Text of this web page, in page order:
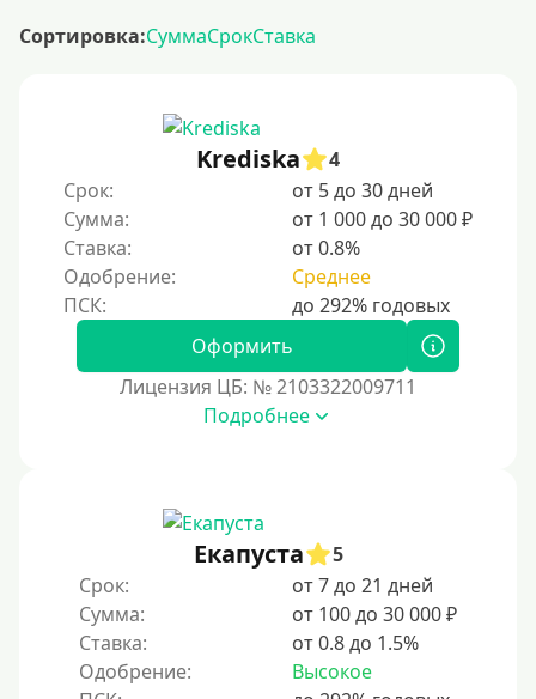
Сортировка:СуммаСрокСтавка
Krediska
4
Срок:
от 5 до 30 дней
Сумма:
от 1 000 до 30 000 ₽
Ставка:
от 0.8%
Одобрение:
Среднее
Оформить
Лицензия ЦБ: № 2103322009711
Подробнее
Екапуста
5
Срок:
от 7 до 21 дней
Сумма:
от 100 до 30 000 ₽
Ставка:
от 0.8 до 1.5%
Одобрение:
Высокое